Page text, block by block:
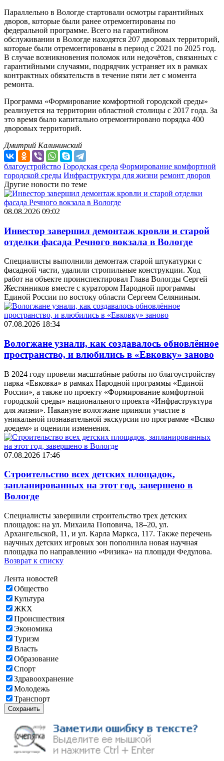
Параллельно в Вологде стартовали осмотры гарантийных
дворов, которые были ранее отремонтированы по
федеральной программе. Всего на гарантийном
обслуживании в Вологде находятся 207 дворовых территорий,
которые были отремонтированы в период с 2021 по 2025 год.
В случае возникновения поломок или недочётов, связанных с
гарантийными случаями, подрядчик устраняет их в рамках
контрактных обязательств в течение пяти лет с момента
ремонта.
Программа «Формирование комфортной городской среды»
реализуется на территории областной столицы с 2017 года. За
это время было капитально отремонтировано порядка 400
дворовых территорий.
Дмитрий Калининский
благоустройство Городская среда Формирование комфортной
городской среды Инфраструктура для жизни ремонт дворов
Другие новости по теме
08.08.2026 09:02
Инвестор завершил демонтаж кровли и старой
отделки фасада Речного вокзала в Вологде
Специалисты выполнили демонтаж старой штукатурки с
фасадной части, удалили стропильные конструкции. Ход
работ на объекте проинспектировал Глава Вологды Сергей
Жестянников вместе с куратором Народной программы
Единой России по востоку области Сергеем Селяниным.
07.08.2026 18:34
Вологжане узнали, как создавалось обновлённое
пространство, и влюбились в «Евковку» заново
В 2024 году провели масштабные работы по благоустройству
парка «Евковка» в рамках Народной программы «Единой
России», а также по проекту «Формирование комфортной
городской среды» национального проекта «Инфраструктура
для жизни». Накануне вологжане приняли участие в
уникальной познавательной экскурсии по программе «Всяко
доедем» и оценили изменения.
07.08.2026 17:46
Строительство всех детских площадок,
запланированных на этот год, завершено в
Вологде
Специалисты завершили строительство трех детских
площадок: на ул. Михаила Поповича, 18–20, ул.
Архангельской, 11, и ул. Карла Маркса, 117. Также перечень
научных детских игровых зон пополнила новая научная
площадка по направлению «Физика» на площади Федулова.
Возврат к списку
Лента новостей
Общество
Культура
ЖКХ
Происшествия
Экономика
Туризм
Власть
Образование
Спорт
Здравоохранение
Молодежь
Транспорт
Сохранить